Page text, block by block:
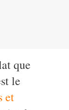
que
le
et